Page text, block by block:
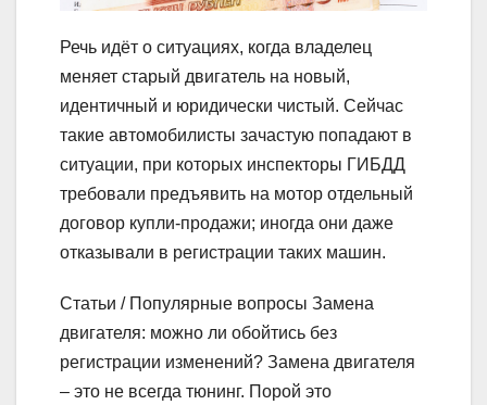
Речь идёт о ситуациях, когда владелец
меняет старый двигатель на новый,
идентичный и юридически чистый. Сейчас
такие автомобилисты зачастую попадают в
ситуации, при которых инспекторы ГИБДД
требовали предъявить на мотор отдельный
договор купли-продажи; иногда они даже
отказывали в регистрации таких машин.
Статьи / Популярные вопросы Замена
двигателя: можно ли обойтись без
регистрации изменений? Замена двигателя
– это не всегда тюнинг. Порой это